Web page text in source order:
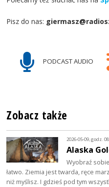
Pisz do nas:
PODCAST AUDIO
Zobacz także
2026-05-09, godz.
Alaska
Wyobraź
łatwo. Ziemia jest twarda, ręce
niż myślisz. I gdzieś pod tym